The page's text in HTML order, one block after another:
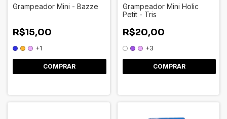
Grampeador Mini - Bazze
R$15,00
+1
COMPRAR
Grampeador Mini Holic
Petit - Tris
R$20,00
+3
COMPRAR